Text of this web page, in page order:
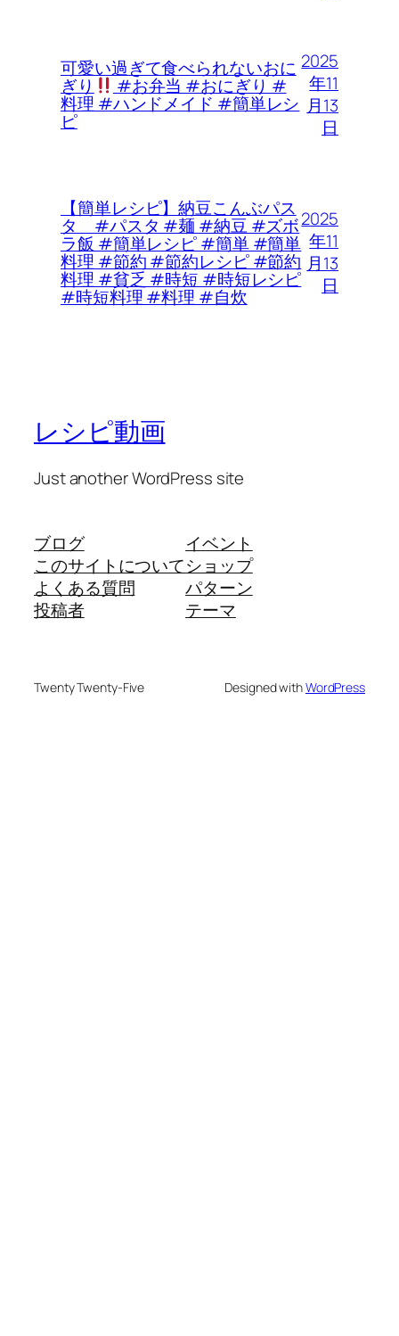
可愛い過ぎて食べられないおに
ぎり #お弁当 #おにぎり #
料理 #ハンドメイド #簡単レシ
ピ
2025
年11
月13
日
【簡単レシピ】納豆こんぶパス
タ #パスタ #麺 #納豆 #ズボ
ラ飯 #簡単レシピ #簡単 #簡単
料理 #節約 #節約レシピ #節約
料理 #貧乏 #時短 #時短レシピ
#時短料理 #料理 #自炊
2025
年11
月13
日
レシピ動画
Just another WordPress site
ブログ
このサイトについて
よくある質問
投稿者
イベント
ショップ
パターン
テーマ
Twenty Twenty-Five Designed withWordPress